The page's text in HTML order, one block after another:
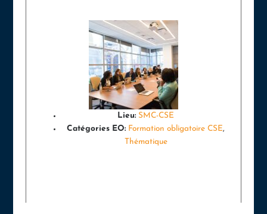
Lieu: SMC-CSE
Catégories EO: Formation obligatoire CSE,
Thématique